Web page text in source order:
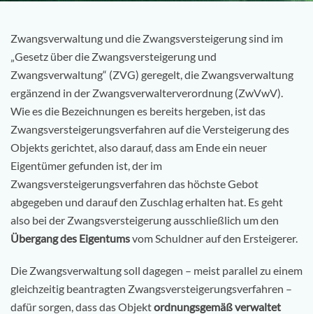
Zwangsverwaltung und die Zwangsversteigerung sind im
„Gesetz über die Zwangsversteigerung und
Zwangsverwaltung“ (ZVG) geregelt, die Zwangsverwaltung
ergänzend in der Zwangsverwalterverordnung (ZwVwV).
Wie es die Bezeichnungen es bereits hergeben, ist das
Zwangsversteigerungsverfahren auf die Versteigerung des
Objekts gerichtet, also darauf, dass am Ende ein neuer
Eigentümer gefunden ist, der im
Zwangsversteigerungsverfahren das höchste Gebot
abgegeben und darauf den Zuschlag erhalten hat. Es geht
also bei der Zwangsversteigerung ausschließlich um den
Übergang des Eigentumsvom Schuldner auf den Ersteigerer.
Die Zwangsverwaltung soll dagegen – meist parallel zu einem
gleichzeitig beantragten Zwangsversteigerungsverfahren –
dafür sorgen, dass das Objektordnungsgemäß verwaltet